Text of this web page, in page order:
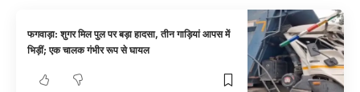
फगवाड़ा: शुगर मिल पुल पर बड़ा हादसा, तीन गाड़ियां आपस में
भिड़ीं; एक चालक गंभीर रूप से घायल